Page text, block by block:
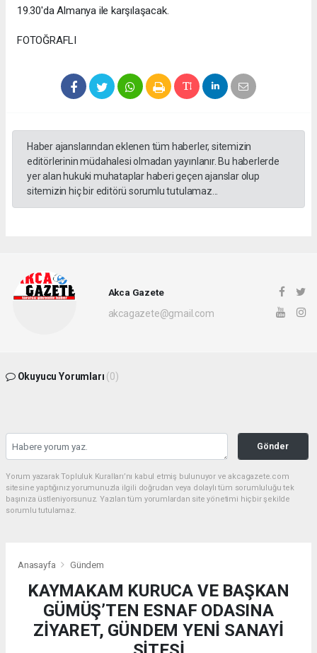
19.30'da Almanya ile karşılaşacak.
FOTOĞRAFLI
Haber ajanslarından eklenen tüm haberler, sitemizin
editörlerinin müdahalesi olmadan yayınlanır. Bu haberlerde
yer alan hukuki muhataplar haberi geçen ajanslar olup
sitemizin hiç bir editörü sorumlu tutulamaz...
Akca Gazete
akcagazete@gmail.com
Okuyucu Yorumları (0)
Gönder
Yorum yazarak Topluluk Kuralları’nı kabul etmiş bulunuyor ve akcagazete.com
sitesine yaptığınız yorumunuzla ilgili doğrudan veya dolaylı tüm sorumluluğu tek
başınıza üstleniyorsunuz. Yazılan tüm yorumlardan site yönetimi hiçbir şekilde
sorumlu tutulamaz.
Anasayfa Gündem
KAYMAKAM KURUCA VE BAŞKAN
GÜMÜŞ’TEN ESNAF ODASINA
ZİYARET, GÜNDEM YENİ SANAYİ